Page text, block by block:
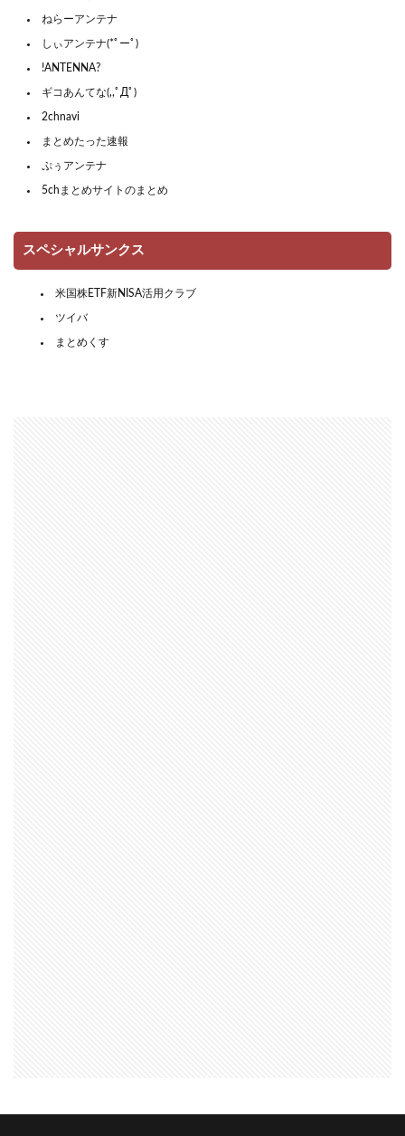
ねらーアンテナ
しぃアンテナ(*ﾟーﾟ)
!ANTENNA?
ギコあんてな(,,ﾟДﾟ)
2chnavi
まとめたった速報
ぷぅアンテナ
5chまとめサイトのまとめ
スペシャルサンクス
米国株ETF新NISA活用クラブ
ツイバ
まとめくす